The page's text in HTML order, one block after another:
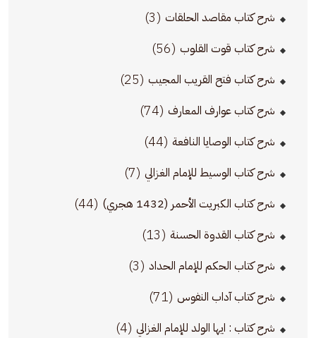
شرح كتاب مقاصد الحلقات (3)
شرح كتاب قوت القلوب (56)
شرح كتاب فتح القريب المجيب (25)
شرح كتاب عوارف المعارف (74)
شرح كتاب الوصايا النافعة (44)
شرح كتاب الوسيط للإمام الغزالي (7)
شرح كتاب الكبريت الأحمر (1432 هجري) (44)
شرح كتاب القدوة الحسنة (13)
شرح كتاب الحكم للإمام الحداد (3)
شرح كتاب آداب النفوس (71)
شرح كتاب : ايها الولد للإمام الغزالي (4)